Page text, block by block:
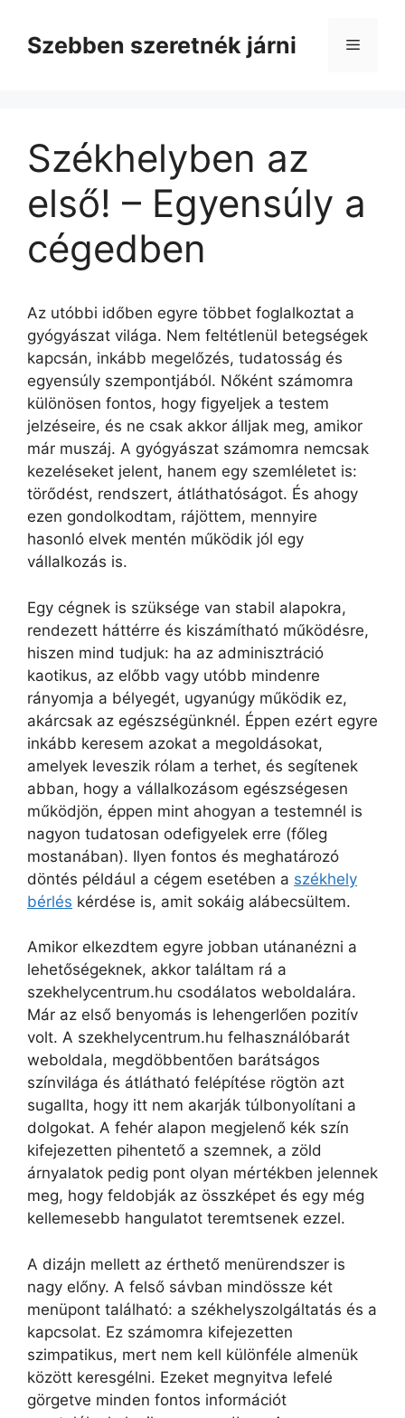
tartalomba
Szebben szeretnék járni Menü
Székhelyben az
első! – Egyensúly a
cégedben
Az utóbbi időben egyre többet foglalkoztat a
gyógyászat világa. Nem feltétlenül betegségek
kapcsán, inkább megelőzés, tudatosság és
egyensúly szempontjából. Nőként számomra
különösen fontos, hogy figyeljek a testem
jelzéseire, és ne csak akkor álljak meg, amikor
már muszáj. A gyógyászat számomra nemcsak
kezeléseket jelent, hanem egy szemléletet is:
törődést, rendszert, átláthatóságot. És ahogy
ezen gondolkodtam, rájöttem, mennyire
hasonló elvek mentén működik jól egy
vállalkozás is.
Egy cégnek is szüksége van stabil alapokra,
rendezett háttérre és kiszámítható működésre,
hiszen mind tudjuk: ha az adminisztráció
kaotikus, az előbb vagy utóbb mindenre
rányomja a bélyegét, ugyanúgy működik ez,
akárcsak az egészségünknél. Éppen ezért egyre
inkább keresem azokat a megoldásokat,
amelyek leveszik rólam a terhet, és segítenek
abban, hogy a vállalkozásom egészségesen
működjön, éppen mint ahogyan a testemnél is
nagyon tudatosan odefigyelek erre (főleg
mostanában). Ilyen fontos és meghatározó
döntés például a cégem esetében a székhely
bérlés kérdése is, amit sokáig alábecsültem.
Amikor elkezdtem egyre jobban utánanézni a
lehetőségeknek, akkor találtam rá a
szekhelycentrum.hu csodálatos weboldalára.
Már az első benyomás is lehengerlően pozitív
volt. A szekhelycentrum.hu felhasználóbarát
weboldala, megdöbbentően barátságos
színvilága és átlátható felépítése rögtön azt
sugallta, hogy itt nem akarják túlbonyolítani a
dolgokat. A fehér alapon megjelenő kék szín
kifejezetten pihentető a szemnek, a zöld
árnyalatok pedig pont olyan mértékben jelennek
meg, hogy feldobják az összképet és egy még
kellemesebb hangulatot teremtsenek ezzel.
A dizájn mellett az érthető menürendszer is
nagy előny. A felső sávban mindössze két
menüpont található: a székhelyszolgáltatás és a
kapcsolat. Ez számomra kifejezetten
szimpatikus, mert nem kell különféle almenük
között keresgélni. Ezeket megnyitva lefelé
görgetve minden fontos információt